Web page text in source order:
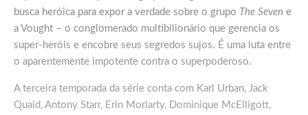
busca heróica para expor a verdade sobre o grupo The Seven e
a Vought – o conglomerado multibilionário que gerencia os
super-heróis e encobre seus segredos sujos. É uma luta entre
o aparentemente impotente contra o superpoderoso.
A terceira temporada da série conta com Karl Urban, Jack
Quaid, Antony Starr, Erin Moriarty, Dominique McElligott,